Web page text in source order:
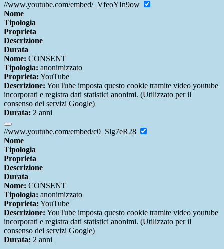
//www.youtube.com/embed/_VfeoYIn9ow
Nome
Tipologia
Proprieta
Descrizione
Durata
Nome: CONSENT
Tipologia: anonimizzato
Proprieta: YouTube
Descrizione: YouTube imposta questo cookie tramite video youtube
incorporati e registra dati statistici anonimi. (Utilizzato per il
consenso dei servizi Google)
Durata: 2 anni
//www.youtube.com/embed/c0_Slg7eR28
Nome
Tipologia
Proprieta
Descrizione
Durata
Nome: CONSENT
Tipologia: anonimizzato
Proprieta: YouTube
Descrizione: YouTube imposta questo cookie tramite video youtube
incorporati e registra dati statistici anonimi. (Utilizzato per il
consenso dei servizi Google)
Durata: 2 anni